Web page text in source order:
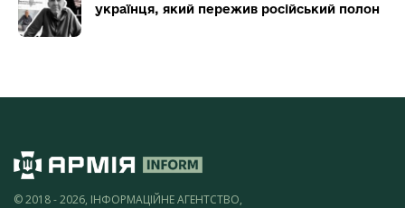
українця, який пережив російський полон
© 2018 - 2026, ІНФОРМАЦІЙНЕ АГЕНТСТВО,